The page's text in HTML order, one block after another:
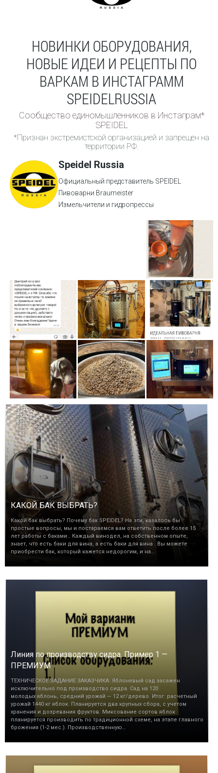
НОВИНКИ ОБОРУДОВАНИЯ,
НОВЫЕ ИДЕИ И РЕЦЕПТЫ ПО
ВАРКАМ В ИНСТАГРАММ
SPEIDELRUSSIA
Сообщество единомышленников в Инстаграм*
SPEIDEL
*Признан экстремистской организацией и запрещен на
территории РФ.
Speidel Russia
Официальный представитель SPEIDEL
Пивоварни Braumeister
Измельчители и гидропрессы
КАКОЙ БАК ВЫБРАТЬ?
Какой бак выбрать? Почему бак SPEIDEL? На эти, казалось бы
простые вопросы, мы и постараемся вам ответить после более 15
лет работы с баками… Каждый винодел, на собственном опыте,
знает, что есть баки для вина, а есть баки для вина . Вы можете
приобрести бак, который кажется недорогим, и на…
Линия по производству сидра. Пример 1 —
ПРЕМИУМ
ТЕХНИЧЕСКОЕ ЗАДАНИЕ ЗАКАЗЧИКА: Яблоневый сад засажен
исключительно под производство сидра. Сад на 120
молодых яблонь, средний урожай — 12 кг/дерево. Итог: расчетный
урожай 1440 кг яблок. Планируется два крупных сбора, с учетом
хранения и дозревания фруктов. Миксование сортов яблок
планируется производить по традиционной схеме, на этапе главного
брожения (1-2 мес.). Производственную…